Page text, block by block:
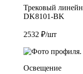
Трековый
DK8101-BK
2532 ₽/шт
Освещение